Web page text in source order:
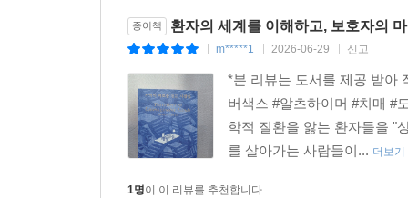
환자는 평생 함께한, 사랑하는 대상이다. 8장 「
돌봄의 어려움을 이겨내는 힘을 준다는 것을
쓰다듬어주는 할머니와 같은 사람이다. 줄리아에
환자의 이중성은 우리가 그들을 하나의 인격체로
알츠하이머 환자와 보호자를 위해
종이책 환자의 세계를 이해하고, 보호자의
m*****1 2026-06-29 신고
*본 리뷰는 도서를 제공 받아
버색스 #알츠하이머 #치매 #
학적 질환을 앓는 환자들을 "
를 살아가는 사람들이... 더보기
1명이 이 리뷰를 추천합니다.